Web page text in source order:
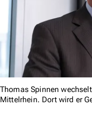
Thomas Spinnen
Mittelrhein. Dort wird er